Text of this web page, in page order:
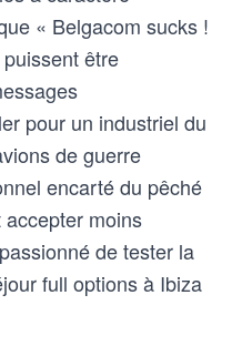
« Belgacom sucks !
être
pour un industriel du
de guerre
encarté du pêché
moins
de tester la
full options à Ibiza